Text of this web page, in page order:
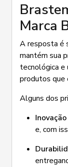
Marca
A resposta é
mantém sua
tecnológica e
produtos que
Alguns dos
e, com